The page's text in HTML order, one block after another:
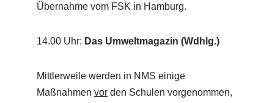
Übernahme vom FSK in Hamburg.
14.00 Uhr: Das Umweltmagazin (Wdhlg.)
Mittlerweile werden in NMS einige
Maßnahmen vor den Schulen vorgenommen,